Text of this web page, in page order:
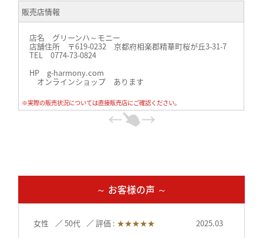
販売店情報
店名 グリーンハ～モニー
店舗住所 〒619-0232 京都府相楽郡精華町桜が丘3-31-7
TEL 0774-73-0824
HP g-harmony.com
オンラインショップ あります
※実際の販売状況については直接販売店にご確認ください。
～ お客様の声 ～
女性 50代 評価 : ★★★★★
2025.03